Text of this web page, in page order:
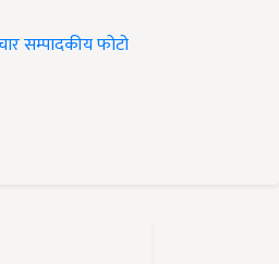
सम्पादकीयफोटो